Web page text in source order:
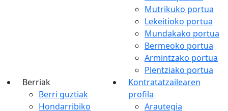
Mutrikuko portua
Lekeitioko portua
Mundakako portua
Bermeoko portua
Armintzako portua
Plentziako portua
Berriak
Berri guztiak
Hondarribiko
Kontratatzailearen
profila
Arautegia